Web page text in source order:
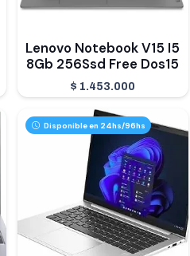
Lenovo Notebook V15 I5
8Gb 256Ssd Free Dos15
$ 1.453.000
Disponible en 24hs/96hs